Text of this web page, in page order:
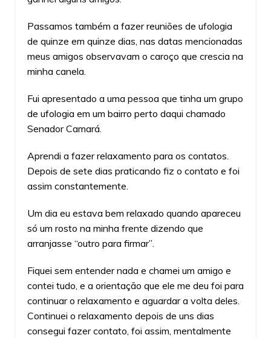
Passamos também a fazer reuniões de ufologia
de quinze em quinze dias, nas datas mencionadas
meus amigos observavam o caroço que crescia na
minha canela.
Fui apresentado a uma pessoa que tinha um grupo
de ufologia em um bairro perto daqui chamado
Senador Camará.
Aprendi a fazer relaxamento para os contatos.
Depois de sete dias praticando fiz o contato e foi
assim constantemente.
Um dia eu estava bem relaxado quando apareceu
só um rosto na minha frente dizendo que
arranjasse “outro para firmar”.
Fiquei sem entender nada e chamei um amigo e
contei tudo, e a orientação que ele me deu foi para
continuar o relaxamento e aguardar a volta deles.
Continuei o relaxamento depois de uns dias
consegui fazer contato, foi assim, mentalmente